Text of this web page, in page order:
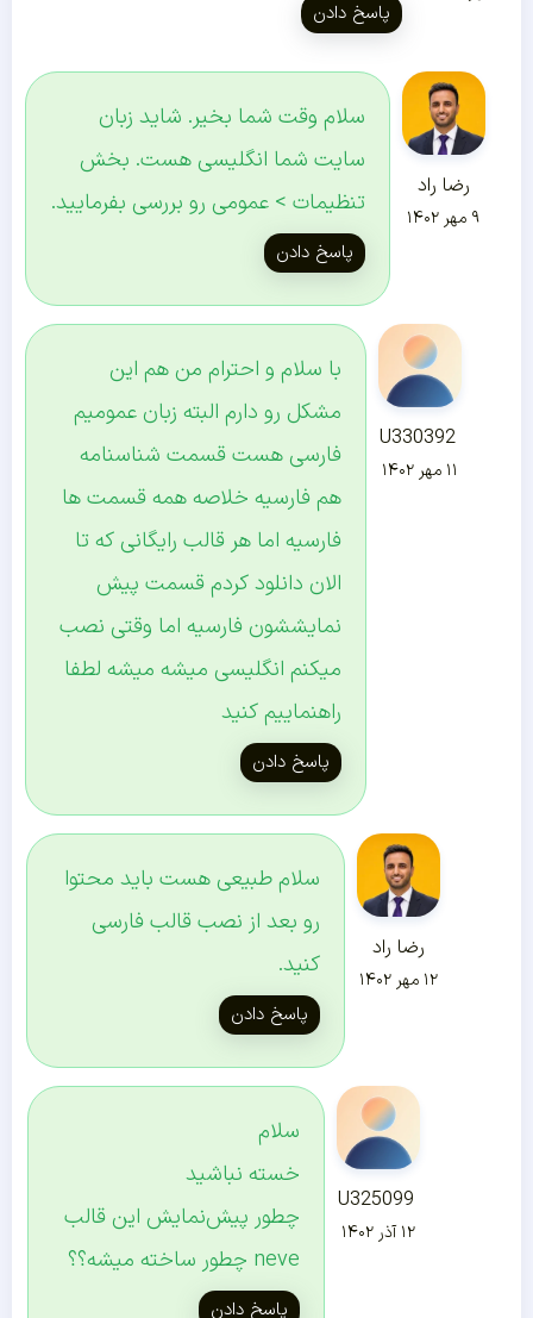
پاسخ دادن
رضا راد
۹ مهر ۱۴۰۲
سلام وقت شما بخیر. شاید زبان
سایت شما انگلیسی هست. بخش
تنظیمات > عمومی رو بررسی بفرمایید.
پاسخ دادن
U330392
۱۱ مهر ۱۴۰۲
با سلام و احترام من هم این
مشکل رو دارم البته زبان عمومیم
فارسی هست قسمت شناسنامه
هم فارسیه خلاصه همه قسمت ها
فارسیه اما هر قالب رایگانی که تا
الان دانلود کردم قسمت پیش
نمایششون فارسیه اما وقتی نصب
میکنم انگلیسی میشه میشه لطفا
راهنماییم کنید
پاسخ دادن
رضا راد
۱۲ مهر ۱۴۰۲
سلام طبیعی هست باید محتوا
رو بعد از نصب قالب فارسی
کنید.
پاسخ دادن
U325099
۱۲ آذر ۱۴۰۲
سلام
خسته نباشید
چطور پیش‌نمایش این قالب
neve چطور ساخته میشه؟؟
پاسخ دادن